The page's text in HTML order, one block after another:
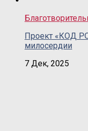
Проект «КОД
милосердии
7 Дек, 2025